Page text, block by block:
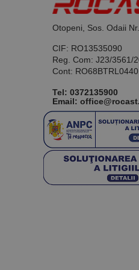
Otopeni, Sos. Odaii
CIF: RO13535090
Reg. Com: J23/3561/
Cont:
Tel: 0372135900
Email: